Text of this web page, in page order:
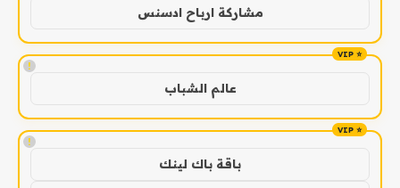
مشاركة ارباح ادسنس
!
عالم الشباب
!
باقة باك لينك